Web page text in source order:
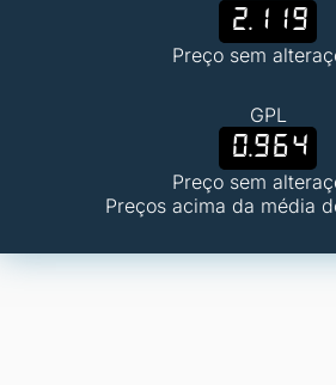
2.119
Preço sem
GPL
0.964
Preço sem
Preços acima da média